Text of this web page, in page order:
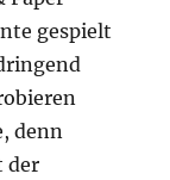
gespielt
denn
der